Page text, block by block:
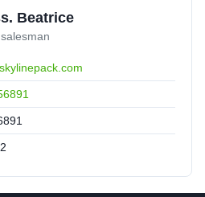
Beatrice
salesman